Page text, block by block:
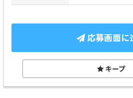
応募画面に
キープ